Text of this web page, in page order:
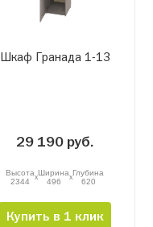
Шкаф Гранада 1-13
29 190 руб.
Высота
2344
xШирина
496
xГлубина
620
Купить в 1 клик